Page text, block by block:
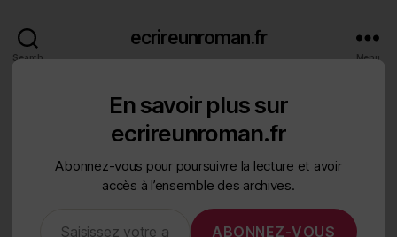
Search
ecrireunroman.fr
Menu
Categories
ÉCRIRE UN ROMAN THÈME
Quel est le rôle du thème
dans le dénouement
En savoir plus sur
ecrireunroman.fr
Abonnez-vous pour poursuivre la lecture et avoir
accès à l’ensemble des archives.
ABONNEZ-VOUS